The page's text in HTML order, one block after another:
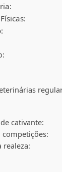
cativante:
competições:
realeza: